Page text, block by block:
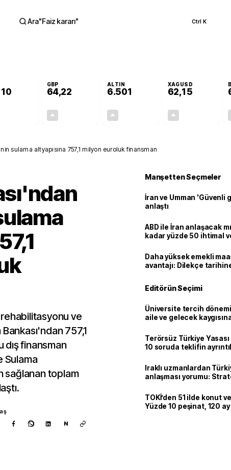
Ara"Faiz kararı" Ctrl K
GBP
64,22
ALTIN
6.501
XAGUSD
62,15
sulama altyapısına 757,1 milyon euroluk finansman
rehabilitasyonu ve
757,1
dış finansman
Sulama
sağlanan toplam
N
Manşetten Seçmeler
İran ve Umman 'Güvenli
anlaştı
ABD ile İran anlaşacak
kadar yüzde 50 ihtimal
Daha yüksek emekli
avantajı: Dilekçe
Editörün Seçimi
Üniversite tercih
aile ve gelecek
Terörsüz Türkiye
10 soruda teklifin
Iraklı uzmanlardan
anlaşması yorumu:
TOKİ’den 51 ilde konut
Yüzde 10 peşinat, 120